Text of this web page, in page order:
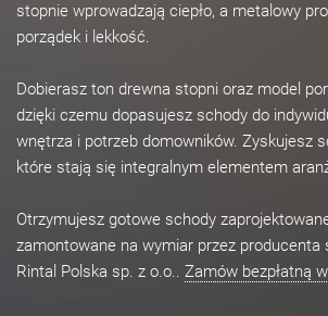
stopnie wprowadzają ciepło, a metalowy
porządek i lekkość.
Dobierasz ton drewna stopni oraz model
dzięki czemu dopasujesz schody do
wnętrza i potrzeb domowników. Zyskujesz
które stają się integralnym elementem
Otrzymujesz gotowe schody
zamontowane na wymiar przez producenta
Rintal Polska sp. z o.o.. Zamów bezpłatną